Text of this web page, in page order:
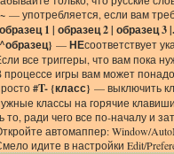
— употребляется, если вам
1 | образец 2 | образец 3
—НЕсоответствует
все триггеры, что вам пока
процессе игры вам может
#T- {класс} — выключить
классы на горячие
то, ради чего все по-началу и
автомаппер: Window/
идите в настройки Edit/